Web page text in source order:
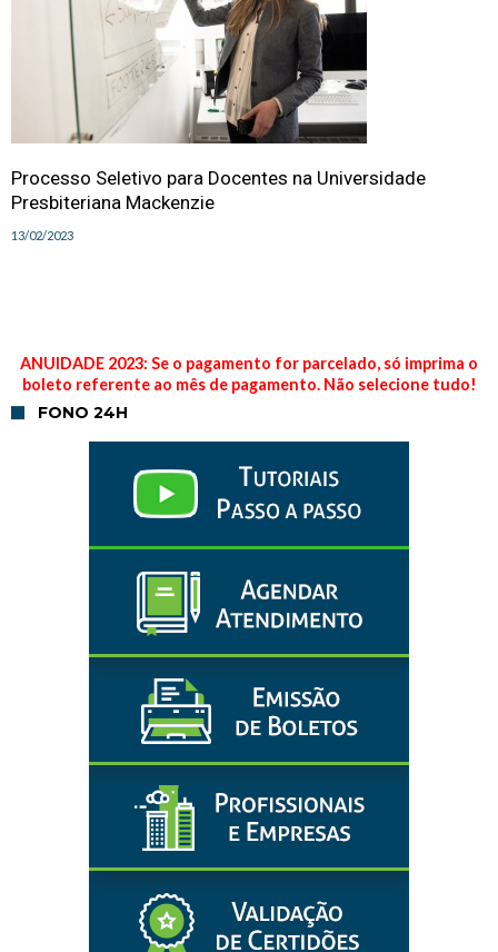
Processo Seletivo para Docentes na Universidade
Presbiteriana Mackenzie
13/02/2023
ANUIDADE 2023: Se o pagamento for parcelado, só imprima o
boleto referente ao mês de pagamento. Não selecione tudo!
FONO 24H